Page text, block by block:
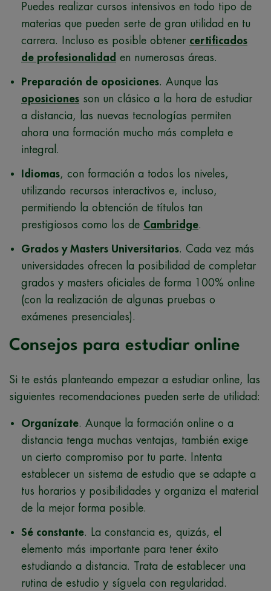
Puedes realizar cursos intensivos en todo tipo de
materias que pueden serte de gran utilidad en tu
carrera. Incluso es posible obtener certificados
de profesionalidad en numerosas áreas.
Preparación de oposiciones. Aunque las
oposiciones son un clásico a la hora de estudiar
a distancia, las nuevas tecnologías permiten
ahora una formación mucho más completa e
integral.
Idiomas, con formación a todos los niveles,
utilizando recursos interactivos e, incluso,
permitiendo la obtención de títulos tan
prestigiosos como los de Cambridge.
Grados y Masters Universitarios. Cada vez más
universidades ofrecen la posibilidad de completar
grados y masters oficiales de forma 100% online
(con la realización de algunas pruebas o
exámenes presenciales).
Consejos para estudiar online
Si te estás planteando empezar a estudiar online, las
siguientes recomendaciones pueden serte de utilidad:
Organízate. Aunque la formación online o a
distancia tenga muchas ventajas, también exige
un cierto compromiso por tu parte. Intenta
establecer un sistema de estudio que se adapte a
tus horarios y posibilidades y organiza el material
de la mejor forma posible.
Sé constante. La constancia es, quizás, el
elemento más importante para tener éxito
estudiando a distancia. Trata de establecer una
rutina de estudio y síguela con regularidad.